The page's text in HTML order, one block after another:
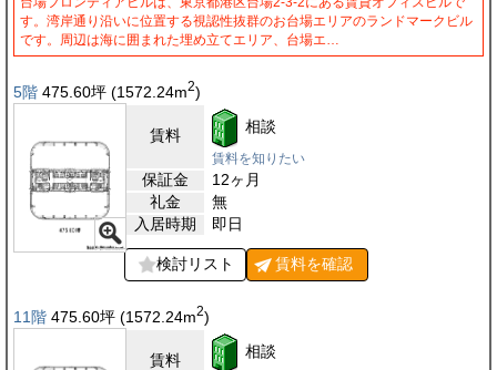
す。湾岸通り沿いに位置する視認性抜群のお台場エリアのランドマークビル
です。周辺は海に囲まれた埋め立てエリア、台場エ…
5階 475.60坪 (1572.24m2)
賃料 相談
賃料を知りたい
保証金
12ヶ月
礼金
無
入居時期
即日
検討リスト 賃料を確認
11階 475.60坪 (1572.24m2)
賃料 相談